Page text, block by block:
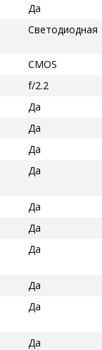
Да
Светодиодная
CMOS
f/2.2
Да
Да
Да
Да
Да
Да
Да
Да
Да
Да